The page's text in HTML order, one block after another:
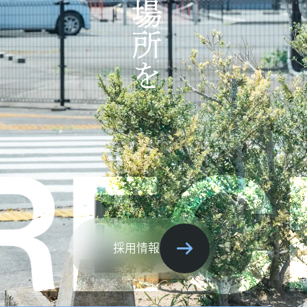
採用情報